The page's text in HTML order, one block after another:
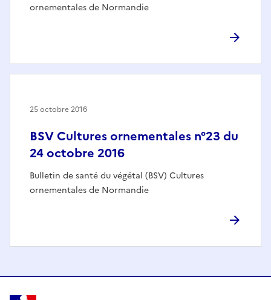
ornementales de Normandie
BSV Cultures ornementales n°23 du
24 octobre 2016
Bulletin de santé du végétal (BSV) Cultures
ornementales de Normandie
25 octobre 2016